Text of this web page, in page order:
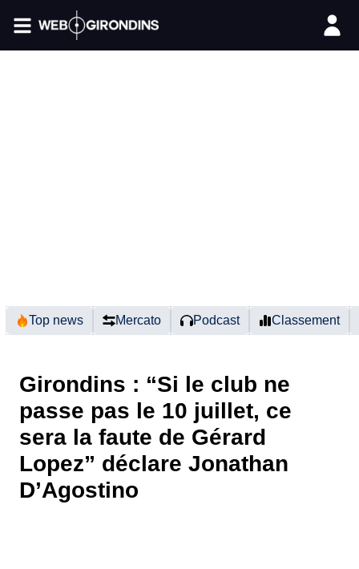
Top news Mercato Podcast Classement
Girondins : “Si le club ne
passe pas le 10 juillet, ce
sera la faute de Gérard
Lopez” déclare Jonathan
D’Agostino